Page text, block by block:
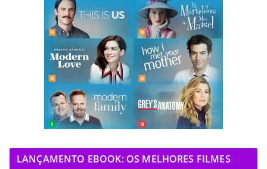
LANÇAMENTO EBOOK: OS MELHORES FILMES